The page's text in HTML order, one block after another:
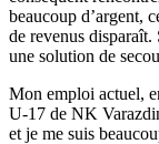
beaucoup d’argent,
de revenus disparaît.
une solution de
Mon emploi actuel,
U-17 de NK
et je me suis